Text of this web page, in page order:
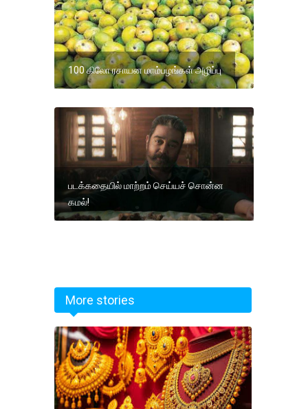
100 கிலோ ரசாயன மாம்பழங்கள் அழிப்பு
படக்கதையில் மாற்றம் செய்யச் சொன்ன
கமல்!
More stories